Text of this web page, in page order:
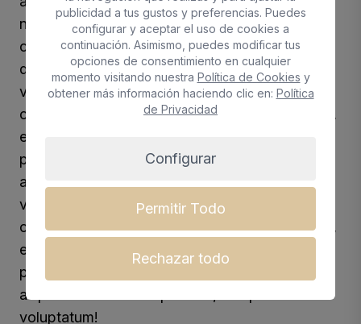
nesciunt! Eveniet corporis iure provident,
cumque temporibus laudantium. Aut atque
ducimus vero quia odit, illo quod dolore
voluptatum!Lorem ipsum dolor sit amet,
consectetur adipisicing elit. Culpa quo ducimus,
expedita nesciunt! Eveniet corporis iure
provident, cumque temporibus laudantium. Aut
atque ducimus vero quia odit, illo quod dolore
voluptatum!Lorem ipsum dolor sit amet,
consectetur adipisicing elit. Culpa quo ducimus,
expedita nesciunt! Eveniet corporis iure
provident, cumque temporibus laudantium. Aut
atque ducimus vero quia odit, illo quod dolore
voluptatum!
publicidad a tus gustos y preferencias. Puedes
configurar y aceptar el uso de cookies a
continuación. Asimismo, puedes modificar tus
opciones de consentimiento en cualquier
momento visitando nuestra Política de Cookies y
obtener más información haciendo clic en: Política
de Privacidad
Configurar
Permitir Todo
Rechazar todo